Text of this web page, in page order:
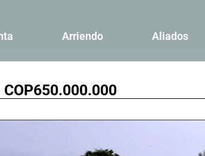
Arriendo Aliados
COP650.000.000